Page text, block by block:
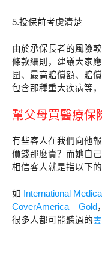
5.投保前考慮清楚
由於承保長者的風險
條款細則，建議大家
圍、最高賠償額、賠
包含那種重大疾病等
幫父母買醫療保
有些客人在我們向他
價錢那麼貴？而她自
相信客人就是指以下
如 International
CoverAmerica – Gold，
很多人都可能聽過的